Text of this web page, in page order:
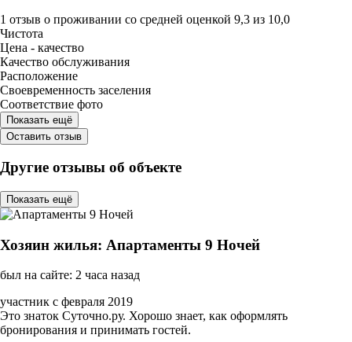
1 отзыв о проживании со средней оценкой 9,3 из 10,0
Чистота
Цена - качество
Качество обслуживания
Расположение
Своевременность заселения
Соответствие фото
Показать ещё
Оставить отзыв
Другие отзывы об объекте
Показать ещё
Хозяин жилья: Апартаменты 9 Ночей
был на сайте: 2 часа назад
участник с февраля 2019
Это знаток Суточно.ру. Хорошо знает, как оформлять
бронирования и принимать гостей.